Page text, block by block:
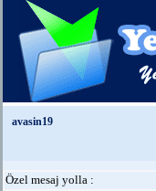
avasin19
Özel mesaj yolla :